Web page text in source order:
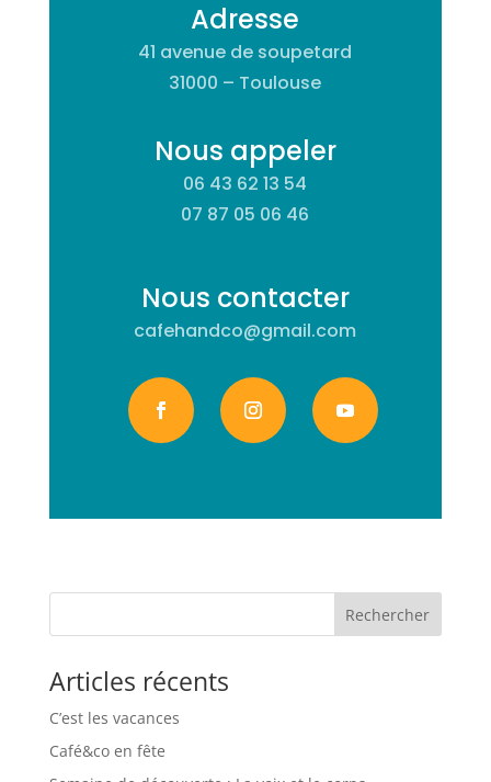
Adresse
41 avenue de soupetard
31000 – Toulouse
Nous appeler
06 43 62 13 54
07 87 05 06 46
Nous contacter
cafehandco@gmail.com
Rechercher
Articles récents
C’est les vacances
Café&co en fête